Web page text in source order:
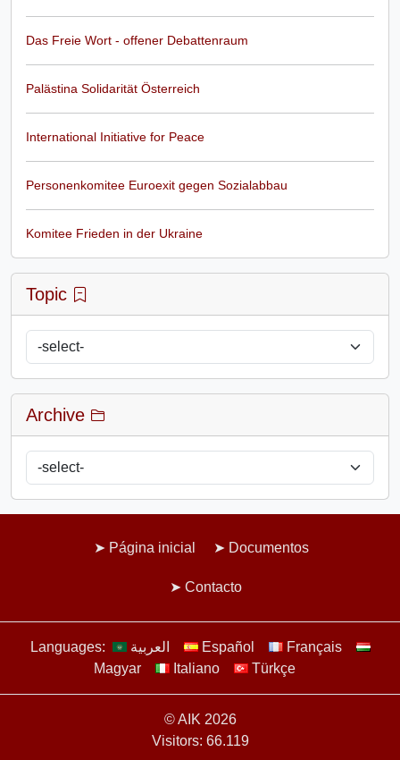
Das Freie Wort - offener Debattenraum
Palästina Solidarität Österreich
International Initiative for Peace
Personenkomitee Euroexit gegen Sozialabbau
Komitee Frieden in der Ukraine
Topic
Archive
Página inicial Documentos
Contacto
Languages: العربية Español
Français
Magyar
Italiano Türkçe
© AIK 2026
Visitors: 66.119